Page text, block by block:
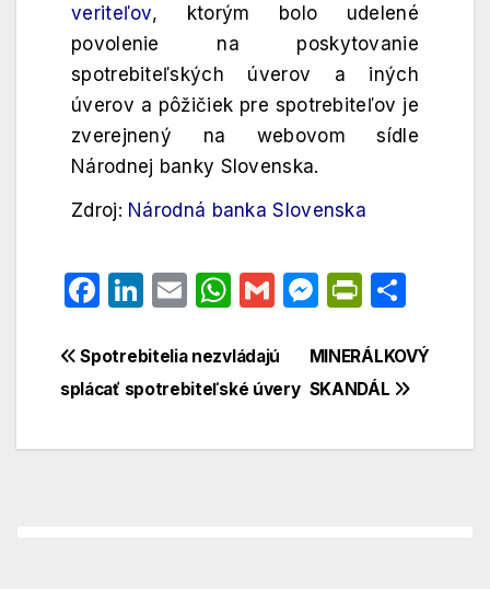
veriteľov, ktorým bolo udelené
povolenie na poskytovanie
spotrebiteľských úverov a iných
úverov a pôžičiek pre spotrebiteľov je
zverejnený na webovom sídle
Národnej banky Slovenska.
Zdroj: Národná banka Slovenska
F
a
c
e
o
Li
n
k
e
n
E
m
ai
l
W
h
at
s
p
G
m
ai
l
M
e
s
s
n
P
ri
nt
Fr
n
ar
e
MINERÁLKOVÝ
SKANDÁL
Spotrebitelia nezvládajú
splácať spotrebiteľské úvery